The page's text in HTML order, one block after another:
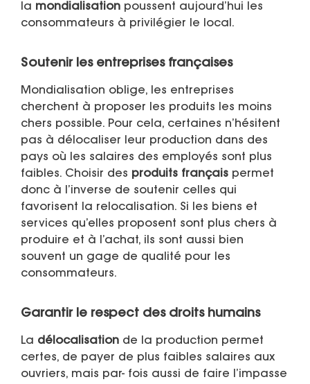
la mondialisation poussent aujourd’hui les
consommateurs à privilégier le local.
Soutenir les entreprises françaises
Mondialisation oblige, les entreprises
cherchent à proposer les produits les moins
chers possible. Pour cela, certaines n’hésitent
pas à délocaliser leur production dans des
pays où les salaires des employés sont plus
faibles. Choisir des produits français permet
donc à l’inverse de soutenir celles qui
favorisent la relocalisation. Si les biens et
services qu’elles proposent sont plus chers à
produire et à l’achat, ils sont aussi bien
souvent un gage de qualité pour les
consommateurs.
Garantir le respect des droits humains
La délocalisation de la production permet
certes, de payer de plus faibles salaires aux
ouvriers, mais par- fois aussi de faire l’impasse